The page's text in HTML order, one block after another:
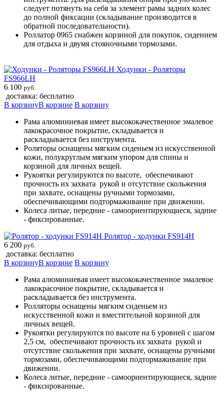
следует потянуть на себя за элемент рамы задних колес
до полной фиксации (складывание производится в
обратной последовательности).
Роллатор 0965 снабжен корзиной для покупок, сидением
для отдыха и двумя стояночными тормозами.
Ходунки - Роляторы
FS966LH
6 100 руб.
доставка: бесплатно
В корзинуВ корзине В корзину
Рама алюминиевая имеет высококачественное эмалевое
лакокрасочное покрытие, складывается и
раскладывается без инструмента.
Роляторы оснащены мягким сиденьем из искусственной
кожи, полукруглым мягким упором для спины и
корзиной для личных вещей.
Рукоятки регулируются по высоте, обеспечивают
прочность их захвата рукой и отсутствие скольжения
при захвате, оснащены ручными тормозами,
обеспечивающими подтормаживание при движении.
Колеса литые, передние - самоориентирующиеся, задние
- фиксированные.
Ролятор - ходунки FS914H
6 200 руб.
доставка: бесплатно
В корзинуВ корзине В корзину
Рама алюминиевая имеет высококачественное эмалевое
лакокрасочное покрытие, складывается и
раскладывается без инструмента.
Ролляторы оснащены мягким сиденьем из
искусственной кожи и вместительной корзиной для
личных вещей.
Рукоятки регулируются по высоте на 6 уровней с шагом
2,5 см, обеспечивают прочность их захвата рукой и
отсутствие скольжения при захвате, оснащены ручными
тормозами, обеспечивающими подтормаживание при
движении.
Колеса литые, передние - самоориентирующиеся, задние
- фиксированные.